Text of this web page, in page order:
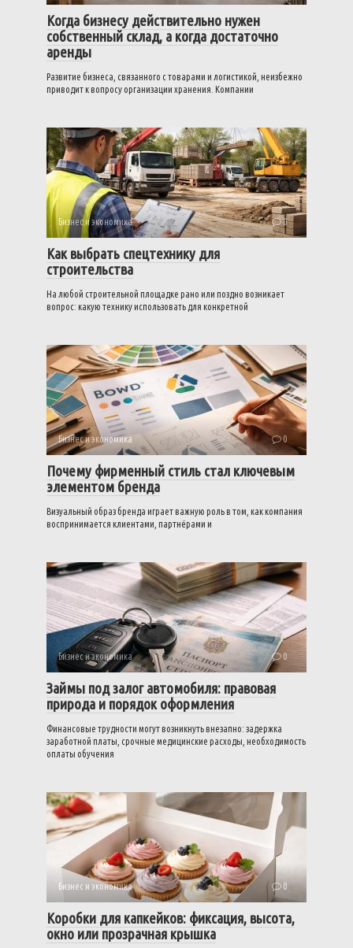
Когда бизнесу действительно нужен
собственный склад, а когда достаточно
аренды
Развитие бизнеса, связанного с товарами и логистикой, неизбежно
приводит к вопросу организации хранения. Компании
Бизнес и экономика 0
Как выбрать спецтехнику для
строительства
На любой строительной площадке рано или поздно возникает
вопрос: какую технику использовать для конкретной
Бизнес и экономика 0
Почему фирменный стиль стал ключевым
элементом бренда
Визуальный образ бренда играет важную роль в том, как компания
воспринимается клиентами, партнёрами и
Бизнес и экономика 0
Займы под залог автомобиля: правовая
природа и порядок оформления
Финансовые трудности могут возникнуть внезапно: задержка
заработной платы, срочные медицинские расходы, необходимость
оплаты обучения
Бизнес и экономика 0
Коробки для капкейков: фиксация, высота,
окно или прозрачная крышка